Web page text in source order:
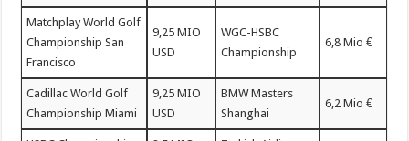
Matchplay World Golf
Championship San
Francisco
9,25 MIO
USD
WGC-HSBC
Championship
6,8 Mio €
Cadillac World Golf
Championship Miami
9,25 MIO
USD
BMW Masters
Shanghai
6,2 Mio €